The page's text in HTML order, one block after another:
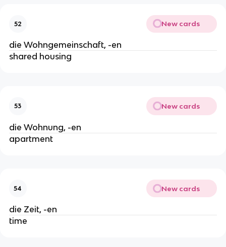
52 New cards
die Wohngemeinschaft, -en
shared housing
53 New cards
die Wohnung, -en
apartment
54 New cards
die Zeit, -en
time